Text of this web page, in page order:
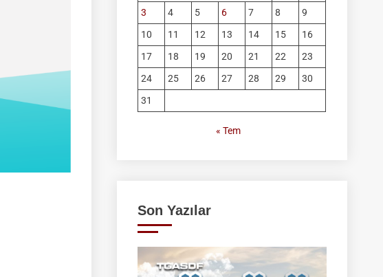
3
4 5 6 7 8
9
10
11 12 13 14 15
16
17
18 19 20 21 22
23
24
25 26 27 28 29
30
31
« Tem
Son Yazılar